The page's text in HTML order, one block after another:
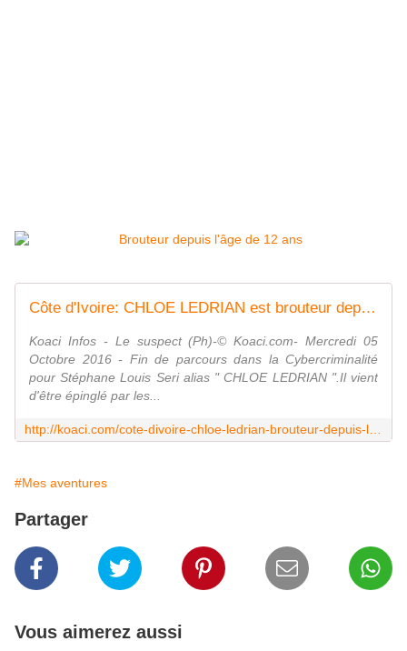
Côte d'Ivoire: CHLOE LEDRIAN est brouteur depuis l'âge de 12 ans, voici sa spécialité - Koaci Infos
Koaci Infos - Le suspect (Ph)-© Koaci.com- Mercredi 05
Octobre 2016 - Fin de parcours dans la Cybercriminalité
pour Stéphane Louis Seri alias " CHLOE LEDRIAN ".Il vient
d'être épinglé par les...
#Mes aventures
Partager
Vous aimerez aussi